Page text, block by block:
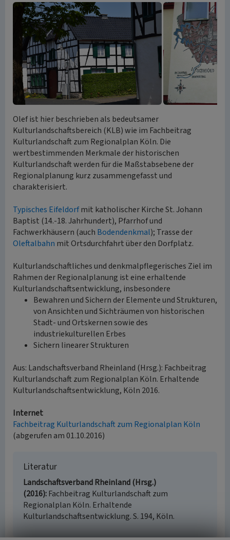
Olef ist hier beschrieben als bedeutsamer
Kulturlandschaftsbereich (KLB) wie im Fachbeitrag
Kulturlandschaft zum Regionalplan Köln. Die
wertbestimmenden Merkmale der historischen
Kulturlandschaft werden für die Maßstabsebene der
Regionalplanung kurz zusammengefasst und
charakterisiert.
Typisches Eifeldorfmit katholischer Kirche St. Johann
Baptist (14.-18. Jahrhundert), Pfarrhof und
Fachwerkhäusern (auch Bodendenkmal); Trasse der
Oleftalbahn mit Ortsdurchfahrt über den Dorfplatz.
Kulturlandschaftliches und denkmalpflegerisches Ziel im
Rahmen der Regionalplanung ist eine erhaltende
Kulturlandschaftsentwicklung, insbesondere
Bewahren und Sichern der Elemente und Strukturen,
von Ansichten und Sichträumen von historischen
Stadt- und Ortskernen sowie des
industriekulturellen Erbes
Sichern linearer Strukturen
Aus: Landschaftsverband Rheinland (Hrsg.): Fachbeitrag
Kulturlandschaft zum Regionalplan Köln. Erhaltende
Kulturlandschaftsentwicklung, Köln 2016.
Internet
Fachbeitrag Kulturlandschaft zum Regionalplan Köln
(abgerufen am 01.10.2016)
Literatur
Landschaftsverband Rheinland (Hrsg.)
(2016) Fachbeitrag Kulturlandschaft zum
Regionalplan Köln. Erhaltende
Kulturlandschaftsentwicklung. S. 194, Köln.